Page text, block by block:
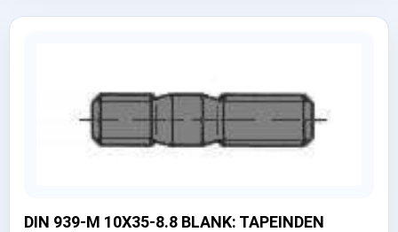
DIN 939-M 10X35-8.8 BLANK: TAPEINDEN